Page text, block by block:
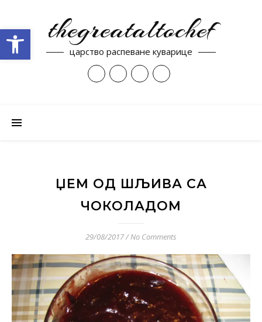
thegreataltochef
царство распеване куварице
ЏЕМ ОД ШЉИВА СА
ЧОКОЛАДОМ
29/08/2017/No Comments
Open toolbar